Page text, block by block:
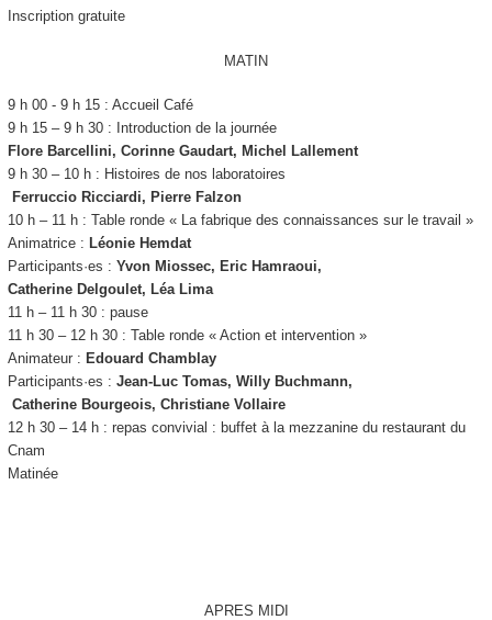
Inscription gratuite
MATIN
9 h 00 - 9 h 15 : Accueil Café
9 h 15 – 9 h 30 : Introduction de la journée
Flore Barcellini, Corinne Gaudart, Michel Lallement
9 h 30 – 10 h : Histoires de nos laboratoires
Ferruccio Ricciardi, Pierre Falzon
10 h – 11 h : Table ronde « La fabrique des connaissances sur le travail »
Animatrice : Léonie Hemdat
Participants·es : Yvon Miossec, Eric Hamraoui,
Catherine Delgoulet, Léa Lima
11 h – 11 h 30 : pause
11 h 30 – 12 h 30 : Table ronde « Action et intervention »
Animateur : Edouard Chamblay
Participants·es : Jean-Luc Tomas, Willy Buchmann,
Catherine Bourgeois, Christiane Vollaire
12 h 30 – 14 h : repas convivial : buffet à la mezzanine du restaurant du
Cnam
Matinée
APRES MIDI